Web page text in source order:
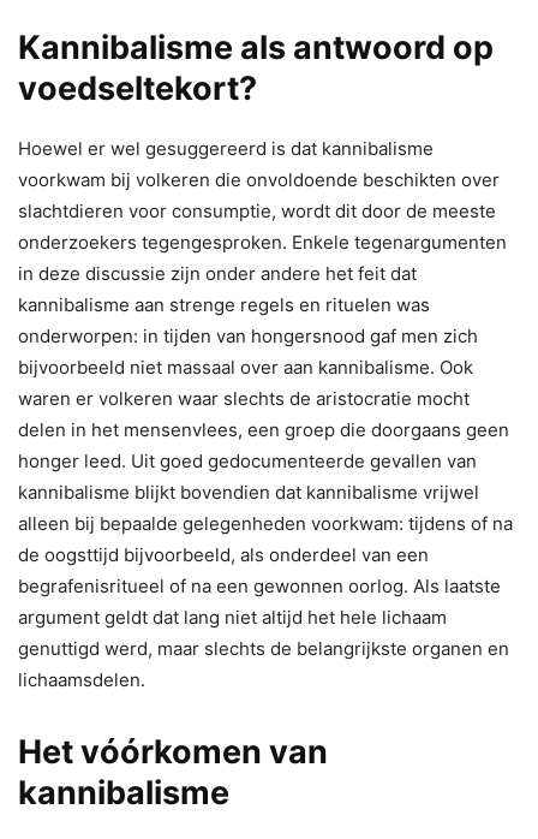
Kannibalisme als antwoord op
voedseltekort?
Hoewel er wel gesuggereerd is dat kannibalisme
voorkwam bij volkeren die onvoldoende beschikten over
slachtdieren voor consumptie, wordt dit door de meeste
onderzoekers tegengesproken. Enkele tegenargumenten
in deze discussie zijn onder andere het feit dat
kannibalisme aan strenge regels en rituelen was
onderworpen: in tijden van hongersnood gaf men zich
bijvoorbeeld niet massaal over aan kannibalisme. Ook
waren er volkeren waar slechts de aristocratie mocht
delen in het mensenvlees, een groep die doorgaans geen
honger leed. Uit goed gedocumenteerde gevallen van
kannibalisme blijkt bovendien dat kannibalisme vrijwel
alleen bij bepaalde gelegenheden voorkwam: tijdens of na
de oogsttijd bijvoorbeeld, als onderdeel van een
begrafenisritueel of na een gewonnen oorlog. Als laatste
argument geldt dat lang niet altijd het hele lichaam
genuttigd werd, maar slechts de belangrijkste organen en
lichaamsdelen.
Het vóórkomen van
kannibalisme